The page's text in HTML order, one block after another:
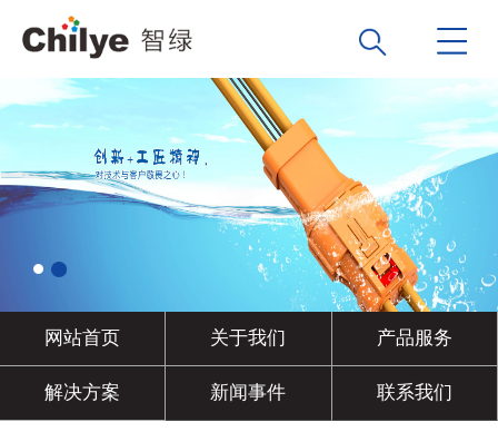
网站首页 关于我们 产品服务
解决方案 新闻事件 联系我们